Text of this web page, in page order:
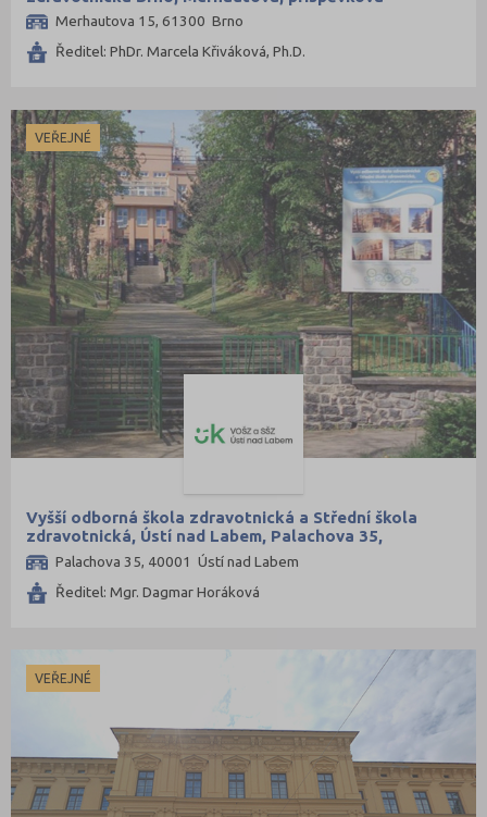
organizace
Merhautova 15, 61300 Brno
Ředitel: PhDr. Marcela Křiváková, Ph.D.
VEŘEJNÉ
Vyšší odborná škola zdravotnická a Střední škola
zdravotnická, Ústí nad Labem, Palachova 35,
příspěvková organizace
Palachova 35, 40001 Ústí nad Labem
Ředitel: Mgr. Dagmar Horáková
VEŘEJNÉ